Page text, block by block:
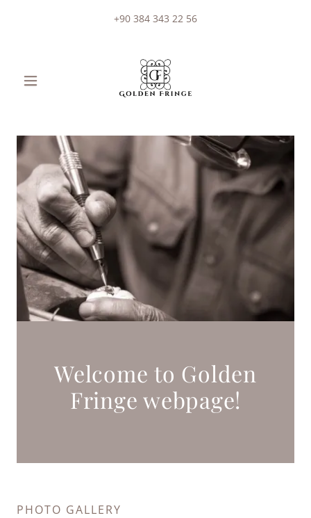
+90 384 343 22 56
Welcome to Golden
Fringe webpage!
PHOTO GALLERY